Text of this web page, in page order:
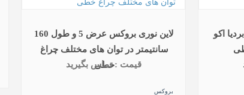
آرند بردیا اکو
لاین نوری بروکس عرض 5 و طول 160
سانتیمتر در توان های مختلف چراغ
خطی
قیمت : تماس بگیرید
بروکس